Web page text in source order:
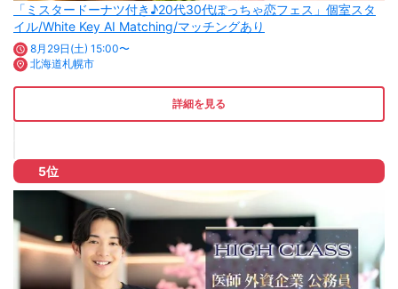
「ミスタードーナツ付き♪20代30代ぽっちゃ恋フェス」個室スタ
イル/White Key AI Matching/マッチングあり
8月29日(土) 15:00〜
北海道札幌市
詳細を見る
5位